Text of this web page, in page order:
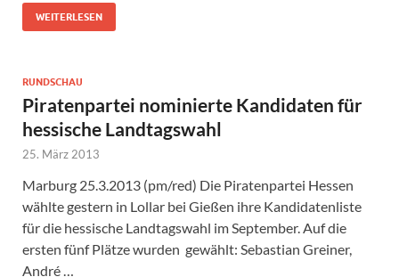
WEITERLESEN
RUNDSCHAU
Piratenpartei nominierte Kandidaten für
hessische Landtagswahl
25. März 2013
Marburg 25.3.2013 (pm/red) Die Piratenpartei Hessen
wählte gestern in Lollar bei Gießen ihre Kandidatenliste
für die hessische Landtagswahl im September. Auf die
ersten fünf Plätze wurden gewählt: Sebastian Greiner,
André …